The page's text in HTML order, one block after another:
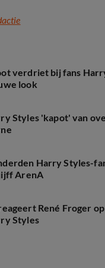
verdriet bij fans
look
Styles 'kapot' van
Harry Styles-
ArenA
René Froger
Styles